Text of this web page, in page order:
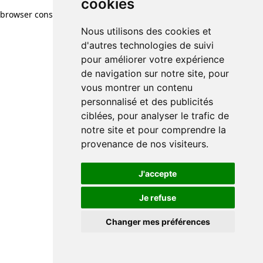
cookies
Nous utilisons des cookies et
d'autres technologies de suivi
pour améliorer votre expérience
de navigation sur notre site, pour
vous montrer un contenu
personnalisé et des publicités
ciblées, pour analyser le trafic de
notre site et pour comprendre la
provenance de nos visiteurs.
J'accepte
Je refuse
Changer mes préférences
browser console for more information)